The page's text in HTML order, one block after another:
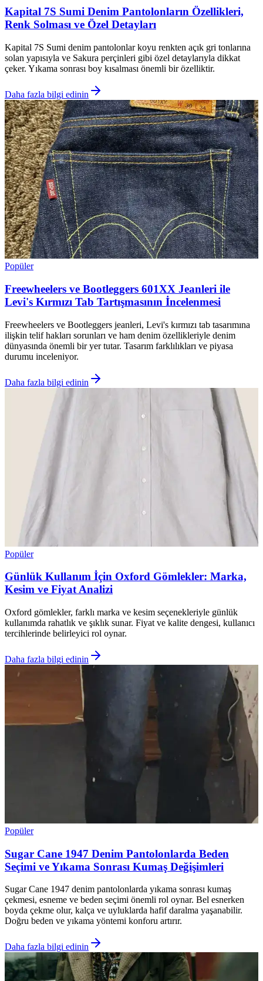
Kapital 7S Sumi Denim Pantolonların Özellikleri,
Renk Solması ve Özel Detayları
Kapital 7S Sumi denim pantolonlar koyu renkten açık gri tonlarına
solan yapısıyla ve Sakura perçinleri gibi özel detaylarıyla dikkat
çeker. Yıkama sonrası boy kısalması önemli bir özelliktir.
Daha fazla bilgi edinin
Popüler
Freewheelers ve Bootleggers 601XX Jeanleri ile
Levi's Kırmızı Tab Tartışmasının İncelenmesi
Freewheelers ve Bootleggers jeanleri, Levi's kırmızı tab tasarımına
ilişkin telif hakları sorunları ve ham denim özellikleriyle denim
dünyasında önemli bir yer tutar. Tasarım farklılıkları ve piyasa
durumu inceleniyor.
Daha fazla bilgi edinin
Popüler
Günlük Kullanım İçin Oxford Gömlekler: Marka,
Kesim ve Fiyat Analizi
Oxford gömlekler, farklı marka ve kesim seçenekleriyle günlük
kullanımda rahatlık ve şıklık sunar. Fiyat ve kalite dengesi, kullanıcı
tercihlerinde belirleyici rol oynar.
Daha fazla bilgi edinin
Popüler
Sugar Cane 1947 Denim Pantolonlarda Beden
Seçimi ve Yıkama Sonrası Kumaş Değişimleri
Sugar Cane 1947 denim pantolonlarda yıkama sonrası kumaş
çekmesi, esneme ve beden seçimi önemli rol oynar. Bel esnerken
boyda çekme olur, kalça ve uyluklarda hafif daralma yaşanabilir.
Doğru beden ve yıkama yöntemi konforu artırır.
Daha fazla bilgi edinin